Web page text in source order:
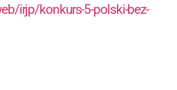
irjp/konkurs-5-polski-bez-